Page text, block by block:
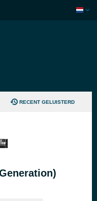
RECENT GELUISTERD